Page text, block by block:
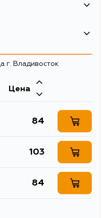
клапанной крышки
уплотнительное
клапанной крышки NS
Двигатель
C23,
г. Владивосток
Цена
84
103
84